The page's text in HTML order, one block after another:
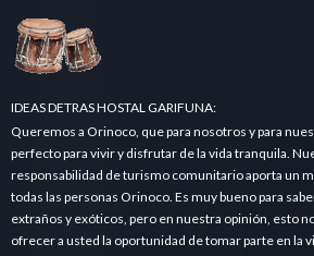
IDEAS DETRAS HOSTAL GARIFUNA:
Queremos a Orinoco, que para nosotros y para
perfecto para vivir y disfrutar de la vida tranquila.
responsabilidad de turismo comunitario aporta un
todas las personas Orinoco. Es muy bueno para
extraños y exóticos, pero en nuestra opinión, esto
ofrecer a usted la oportunidad de tomar parte en la